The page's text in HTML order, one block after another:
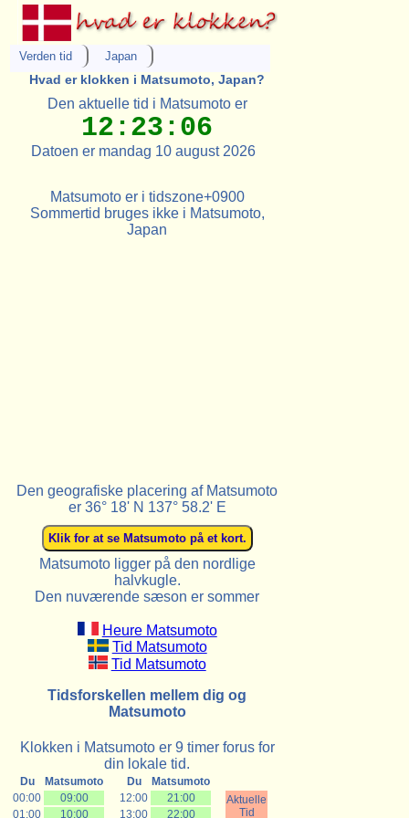
Verden tid Japan
Hvad er klokken i Matsumoto, Japan?
Den aktuelle tid i Matsumoto er
12:23:06
Datoen er mandag 10 august 2026
Matsumoto er i tidszone+0900
Sommertid bruges ikke i Matsumoto,
Japan
Den geografiske placering af Matsumoto
er 36° 18' N 137° 58.2' E
Matsumoto ligger på den nordlige
halvkugle.
Den nuværende sæson er sommer
Heure Matsumoto
Tid Matsumoto
Tid Matsumoto
Tidsforskellen mellem dig og
Matsumoto
Klokken i Matsumoto er 9 timer forus for
din lokale tid.
Du Matsumoto Du
Matsumoto
00:00
09:00 12:00 21:00
Aktuelle
Tid
01:00 10:00 13:00 22:00